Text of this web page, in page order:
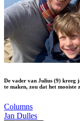
De vader van Julius (9) kreeg
te maken, zou dat het mooiste
Columns
Jan Dulles